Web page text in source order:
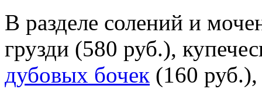
В разделе солений и
грузди (580 руб.),
дубовых бочек (160